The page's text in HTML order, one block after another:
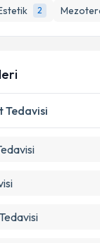
2
işlenmesine
ve kişisel
işlenmesini kabul
Tedavisi